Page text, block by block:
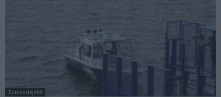
Zpravodajství